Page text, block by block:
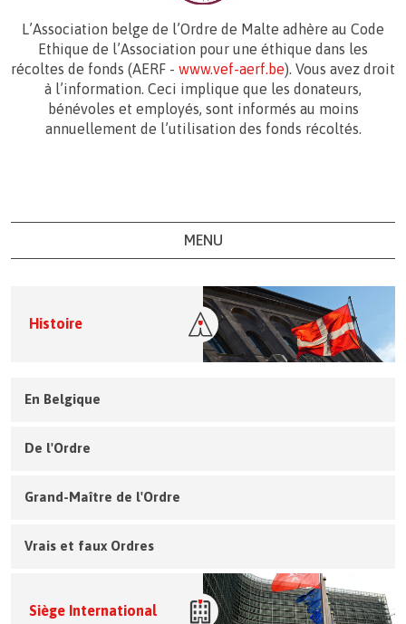
L’Association belge de l’Ordre de Malte adhère au Code
Ethique de l’Association pour une éthique dans les
récoltes de fonds (AERF - www.vef-aerf.be). Vous avez droit
à l’information. Ceci implique que les donateurs,
bénévoles et employés, sont informés au moins
annuellement de l’utilisation des fonds récoltés.
MENU
Histoire
En Belgique
De l'Ordre
Grand-Maître de l'Ordre
Vrais et faux Ordres
Siège International